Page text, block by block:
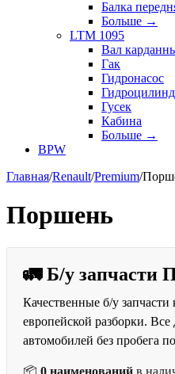
Балка
Больше →
LTM 1095
Вал
Гак
Гидронасос
Гусек
Кабина
Больше →
BPW
Главная/Renault/Premium/
Поршень
🚛 Б/у запчасти
Качественные б/у
европейской разборки.
автомобилей без пробега
📦 0 наименований в